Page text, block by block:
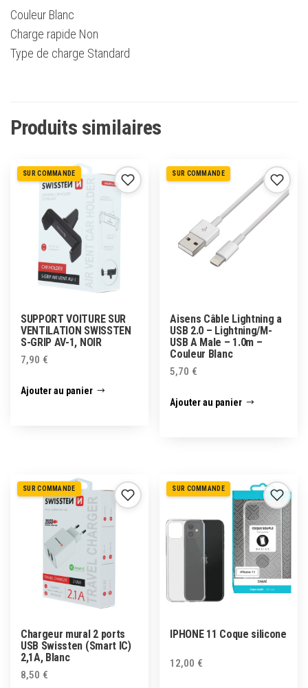
Couleur Blanc
Charge rapide Non
Type de charge Standard
Produits similaires
SUR COMMANDE
SUPPORT VOITURE SUR
VENTILATION SWISSTEN
S-GRIP AV-1, NOIR
7,90 €
Ajouter au panier
SUR COMMANDE
Aisens Câble Lightning a
USB 2.0 – Lightning/M-
USB A Male – 1.0m –
Couleur Blanc
5,70 €
Ajouter au panier
SUR COMMANDE
Chargeur mural 2 ports
USB Swissten (Smart IC)
2,1A, Blanc
8,50 €
SUR COMMANDE
IPHONE 11 Coque silicone
12,00 €